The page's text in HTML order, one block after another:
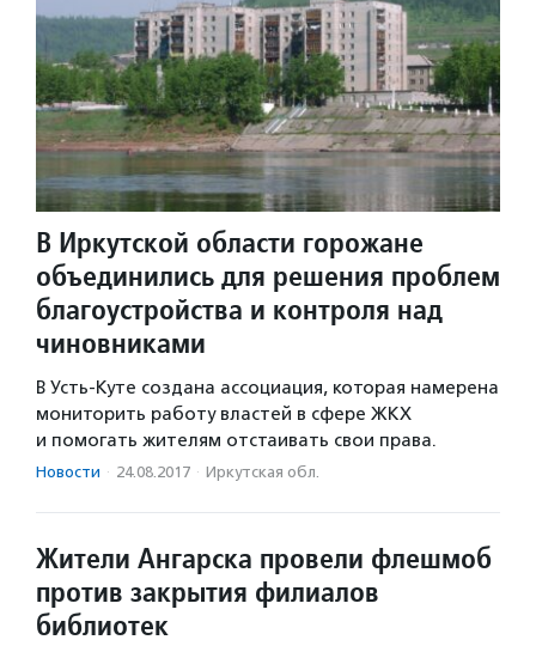
В Иркутской области горожане
объединились для решения проблем
благоустройства и контроля над
чиновниками
В Усть-Куте создана ассоциация, которая намерена
мониторить работу властей в сфере ЖКХ
и помогать жителям отстаивать свои права.
Новости · 24.08.2017 · Иркутская обл.
Жители Ангарска провели флешмоб
против закрытия филиалов
библиотек